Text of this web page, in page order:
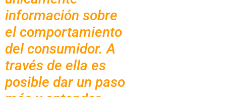
información sobre
el comportamiento
del consumidor. A
través de ella es
posible dar un paso